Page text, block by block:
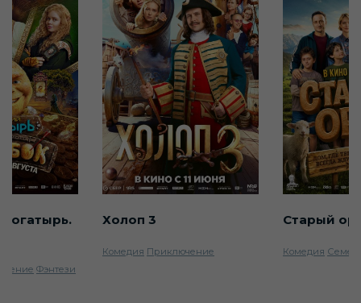
Холоп 3
Комедия Приключение
Старый
Комедия
Фэнтези